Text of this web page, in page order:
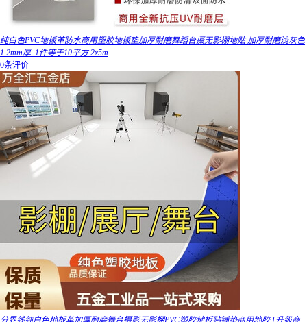
纯白色PVC地板革防水商用塑胶地板垫加厚耐磨舞蹈台摄无影棚地贴 加厚耐磨浅灰色
1.2mm厚_1件等于10平方 2x5m
0条评价
分界线纯白色地板革加厚耐磨舞台摄影无影棚PVC塑胶地板贴铺垫商用地胶 [升级商